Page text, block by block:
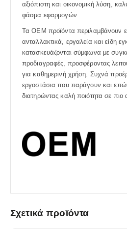
αξιόπιστη και οικονομική λύση,
φάσμα εφαρμογών.
Τα OEM προϊόντα περιλαμβάνουν
ανταλλακτικά, εργαλεία και είδη
κατασκευάζονται σύμφωνα με
προδιαγραφές, προσφέροντας
για καθημερινή χρήση. Συχνά
εργοστάσια που παράγουν και
διατηρώντας καλή ποιότητα σε πιο
Σχετικά προϊόντα